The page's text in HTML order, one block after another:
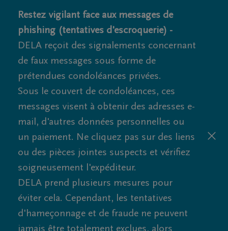
Restez vigilant face aux messages de
phishing (tentatives d'escroquerie) -
DELA reçoit des signalements concernant
de faux messages sous forme de
prétendues condoléances privées.
Sous le couvert de condoléances, ces
messages visent à obtenir des adresses e-
mail, d'autres données personnelles ou
un paiement. Ne cliquez pas sur des liens
ou des pièces jointes suspects et vérifiez
soigneusement l'expéditeur.
DELA prend plusieurs mesures pour
éviter cela. Cependant, les tentatives
d'hameçonnage et de fraude ne peuvent
jamais être totalement exclues, alors